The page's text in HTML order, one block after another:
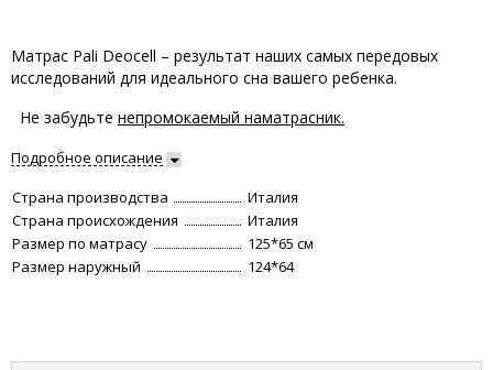
Матрас Pali Deocell – результат наших самых передовых
исследований для идеального сна вашего ребенка.
Не забудьте непромокаемый наматрасник.
Подробное описание
Страна производства
Италия
Страна происхождения
Италия
Размер по матрасу
125*65 см
Размер наружный
124*64